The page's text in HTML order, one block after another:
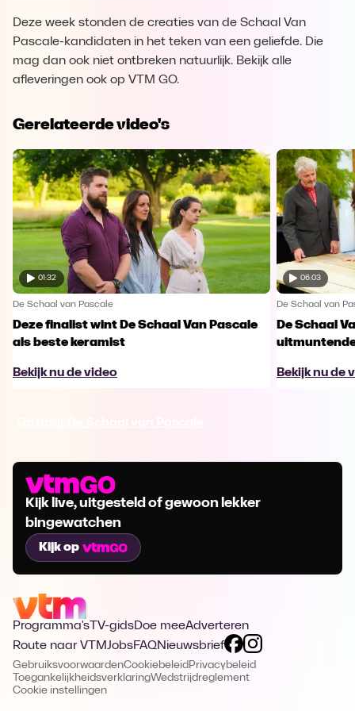
Deze week stonden de creaties van de Schaal Van
Pascale-kandidaten in het teken van een geliefde. Die
mag dan ook niet ontbreken natuurlijk. Bekijk alle
afleveringen ook op VTM GO.
Gerelateerde video's
01:32
De Schaal van Pascale
Deze finalist wint De Schaal Van Pascale
als beste keramist
Bekijk nu de video
06:03
De Schaal van
De Schaal
Bekijk nu de
Kijk live, uitgesteld of gewoon lekker
bingewatchen
Kijk op
Programma's TV-gidsDoe meeAdverteren
Route naar VTMJobsFAQNieuwsbrief
GebruiksvoorwaardenCookiebeleid Privacybeleid
ToegankelijkheidsverklaringWedstrijdreglement
Cookie instellingen